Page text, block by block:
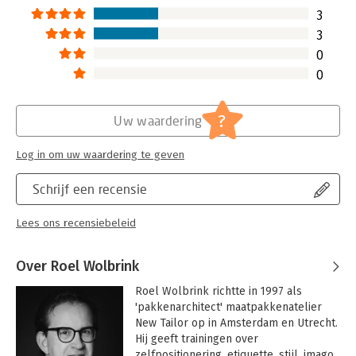
3
3
0
0
Schrijf een recensie
Lees ons recensiebeleid
Uw waardering ?
Log in om uw waardering te geven
Over Roel Wolbrink
Roel Wolbrink richtte in 1997 als
'pakkenarchitect' maatpakkenatelier
New Tailor op in Amsterdam en Utrecht.
Hij geeft trainingen over